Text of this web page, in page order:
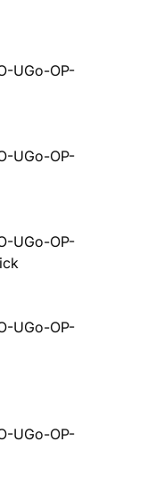
UGo-OP-
UGo-OP-
UGo-OP-
UGo-OP-
UGo-OP-